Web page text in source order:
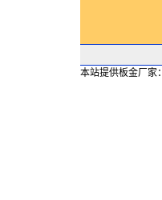
本站提供板金厂家：